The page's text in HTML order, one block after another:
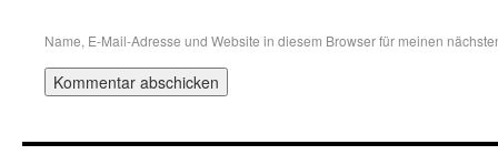
Name, E-Mail-Adresse und Website in diesem Browser für meinen